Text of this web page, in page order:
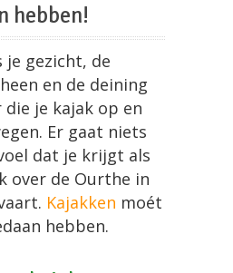
hebben!
je gezicht, de
en de deining
je kajak op en
Er gaat niets
dat je krijgt als
over de Ourthe in
Kajakken moét
hebben.